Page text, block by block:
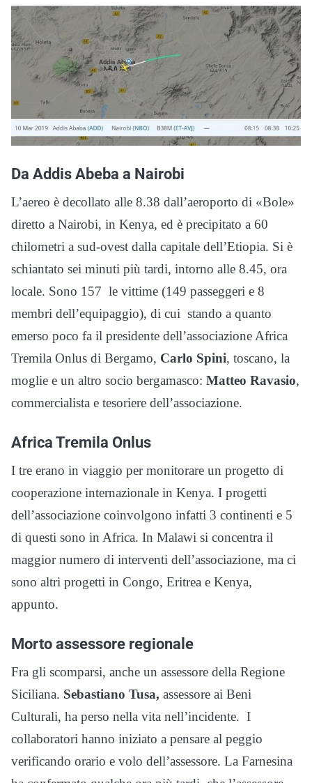
Da Addis Abeba a Nairobi
L’aereo è decollato alle 8.38 dall’aeroporto di «Bole»
diretto a Nairobi, in Kenya, ed è precipitato a 60
chilometri a sud-ovest dalla capitale dell’Etiopia. Si è
schiantato sei minuti più tardi, intorno alle 8.45, ora
locale. Sono 157 le vittime (149 passeggeri e 8
membri dell’equipaggio), di cui stando a quanto
emerso poco fa il presidente dell’associazione Africa
Tremila Onlus di Bergamo, Carlo Spini, toscano, la
moglie e un altro socio bergamasco: Matteo Ravasio,
commercialista e tesoriere dell’associazione.
Africa Tremila Onlus
I tre erano in viaggio per monitorare un progetto di
cooperazione internazionale in Kenya. I progetti
dell’associazione coinvolgono infatti 3 continenti e 5
di questi sono in Africa. In Malawi si concentra il
maggior numero di interventi dell’associazione, ma ci
sono altri progetti in Congo, Eritrea e Kenya,
appunto.
Morto assessore regionale
Fra gli scomparsi, anche un assessore della Regione
Siciliana. Sebastiano Tusa, assessore ai Beni
Culturali, ha perso nella vita nell’incidente. I
collaboratori hanno iniziato a pensare al peggio
verificando orario e volo dell’assessore. La Farnesina